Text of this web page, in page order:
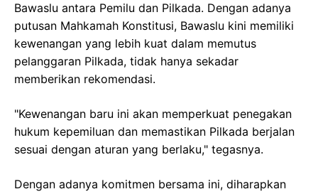
Bawaslu antara Pemilu dan Pilkada. Dengan adanya
putusan Mahkamah Konstitusi, Bawaslu kini memiliki
kewenangan yang lebih kuat dalam memutus
pelanggaran Pilkada, tidak hanya sekadar
memberikan rekomendasi.
"Kewenangan baru ini akan memperkuat penegakan
hukum kepemiluan dan memastikan Pilkada berjalan
sesuai dengan aturan yang berlaku," tegasnya.
Dengan adanya komitmen bersama ini, diharapkan